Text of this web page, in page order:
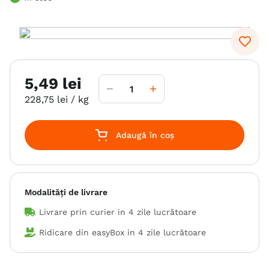
7. hypoallergenic
8. acana
9.
recompense caini
10. brit caini
5,49 lei
228,75 lei / kg
Adaugă în coș
Modalități de livrare
Livrare prin curier in 4 zile lucrătoare
Ridicare din easyBox in 4 zile lucrătoare